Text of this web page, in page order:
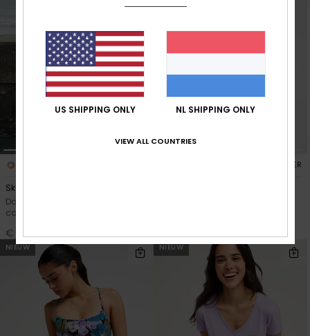
Sky Is High
Dames Groen Relaxte
cargobroek
€ 90,00
RECYCLED FIBER
NIEUW NIEUW
US SHIPPING ONLY NL SHIPPING ONLY
VIEW ALL COUNTRIES